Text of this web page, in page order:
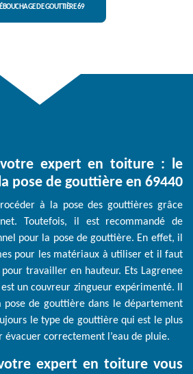
DE GOUTTIÈRE 69
votre expert en toiture : le
pose de gouttière en 69440
à la pose des gouttières grâce
Toutefois, il est recommandé de
pour la pose de gouttière. En effet, il
pour les matériaux à utiliser et il faut
travailler en hauteur. Ets Lagrenee
un couvreur zingueur expérimenté. Il
pose de gouttière dans le département
le type de gouttière qui est le plus
correctement l’eau de pluie.
expert en toiture vous